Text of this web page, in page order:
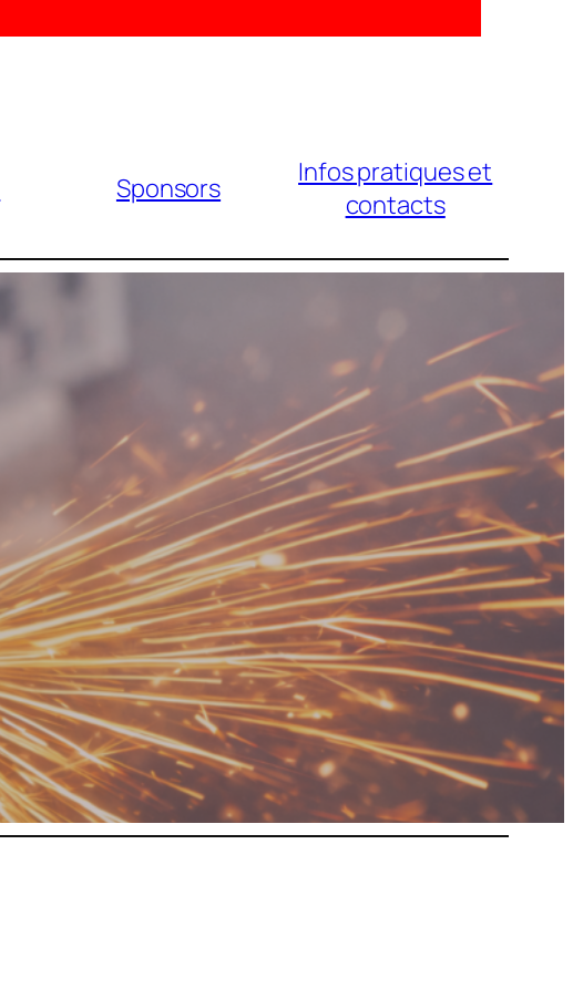
Sponsors
Infos pratiques et
contacts